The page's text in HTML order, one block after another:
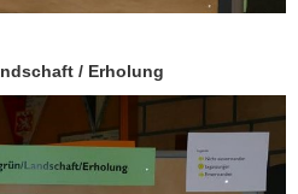
/ Erholung